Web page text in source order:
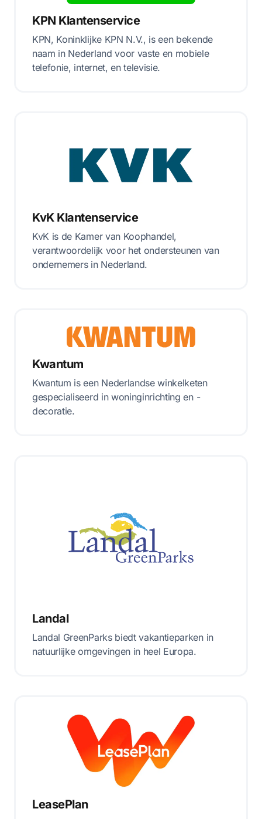
KPN Klantenservice
KPN, Koninklijke KPN N.V., is een bekende
naam in Nederland voor vaste en mobiele
telefonie, internet, en televisie.
KvK Klantenservice
KvK is de Kamer van Koophandel,
verantwoordelijk voor het ondersteunen van
ondernemers in Nederland.
Kwantum
Kwantum is een Nederlandse winkelketen
gespecialiseerd in woninginrichting en -
decoratie.
Landal
Landal GreenParks biedt vakantieparken in
natuurlijke omgevingen in heel Europa.
LeasePlan